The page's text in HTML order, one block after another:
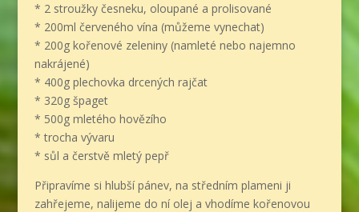
* 2 stroužky česneku, oloupané a prolisované
* 200ml červeného vína (můžeme vynechat)
* 200g kořenové zeleniny (namleté nebo najemno
nakrájené)
* 400g plechovka drcených rajčat
* 320g špaget
* 500g mletého hovězího
* trocha vývaru
* sůl a čerstvě mletý pepř
Připravíme si hlubší pánev, na středním plameni ji
zahřejeme, nalijeme do ní olej a vhodíme kořenovou